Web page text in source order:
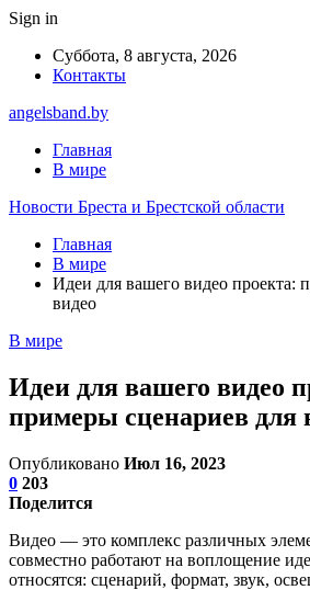
Sign in
Суббота, 8 августа, 2026
Контакты
angelsband.by
Главная
В мире
Новости Бреста и Брестской области
Главная
В мире
Идеи для вашего видео проекта:
видео
В мире
Идеи для вашего видео
примеры сценариев для
Опубликовано Июл 16, 2023
0 203
Поделится
Видео — это комплекс различных
совместно работают на воплощение
относятся: сценарий, формат, звук,